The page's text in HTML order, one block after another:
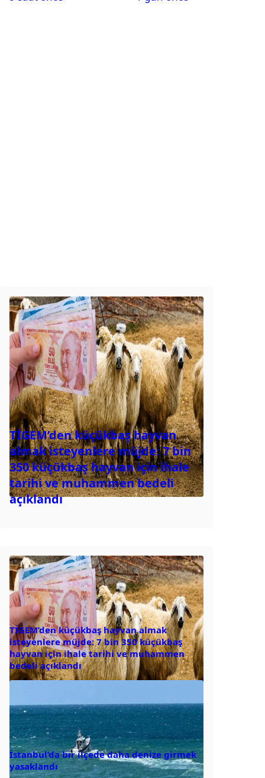
TİGEM’den küçükbaş hayvan
almak isteyenlere müjde: 7 bin
350 küçükbaş hayvan için ihale
tarihi ve muhammen bedeli
açıklandı
TİGEM’den küçükbaş hayvan almak
isteyenlere müjde: 7 bin 350 küçükbaş
hayvan için ihale tarihi ve muhammen
bedeli açıklandı
İstanbul’da bir ilçede daha denize girmek
yasaklandı